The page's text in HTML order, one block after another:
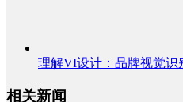
理解VI设计：品牌视觉识
相关新闻